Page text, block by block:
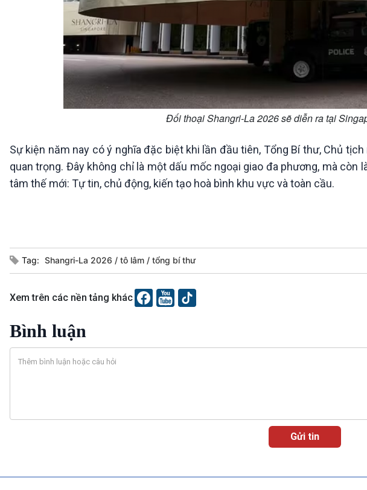
Đối thoại Shangri-La 2026 sẽ diễn ra tại
Sự kiện năm nay có ý nghĩa đặc biệt khi lần đầu tiên, Tổng Bí thư, Chủ
quan trọng. Đây không chỉ là một dấu mốc ngoại giao đa phương, mà
tâm thế mới: Tự tin, chủ động, kiến tạo hoà bình khu vực và toàn cầu.
Tag: Shangri-La 2026 tô lâm tổng bí thư
Xem trên các nền tảng khác
Bình luận